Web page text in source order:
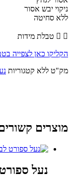
לצפייה בטבלת
קטגוריות נעליים,
קשורים
ספורט לבנה